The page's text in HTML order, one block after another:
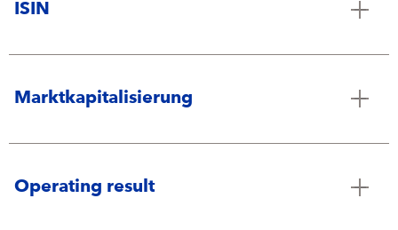
ISIN
Marktkapitalisierung
Operating result